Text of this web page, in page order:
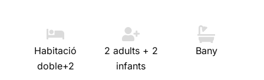
Habitació
doble+2
2 adults + 2
infants
Bany